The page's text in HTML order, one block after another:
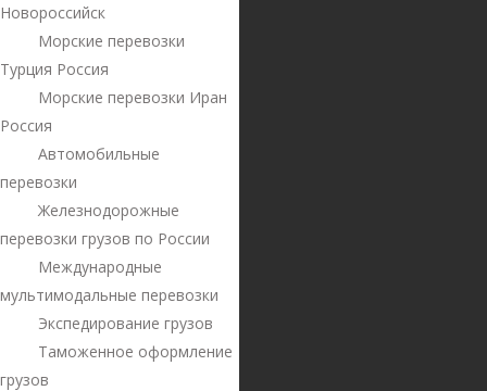
Новороссийск
Морские перевозки
Турция Россия
Морские перевозки Иран
Россия
Автомобильные
перевозки
Железнодорожные
перевозки грузов по России
Международные
мультимодальные перевозки
Экспедирование грузов
Таможенное оформление
грузов